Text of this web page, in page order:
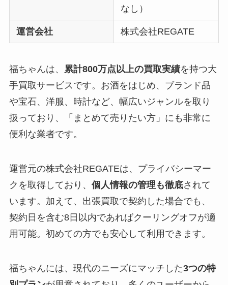
なし）
運営会社 株式会社REGATE
福ちゃんは、 累計800万点以上の買取実績を持つ大
手買取サービスです。お酒をはじめ、ブランド品
や宝石、洋服、時計など、幅広いジャンルを取り
扱っており、「まとめて売りたい方」にも非常に
便利な業者です。
運営元の株式会社REGATEは、プライバシーマー
クを取得しており、 個人情報の管理も徹底されて
います。加えて、出張買取で契約した場合でも、
契約日を含む8日以内であればクーリングオフが適
用可能。初めての方でも安心して利用できます。
福ちゃんには、現代のニーズにマッチした3つの特